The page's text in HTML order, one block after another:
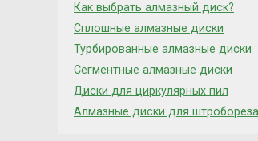
Как выбрать алмазный диск?
Сплошные алмазные диски
Турбированные алмазные диски
Сегментные алмазные диски
Диски для циркулярных пил
Алмазные диски для штробореза